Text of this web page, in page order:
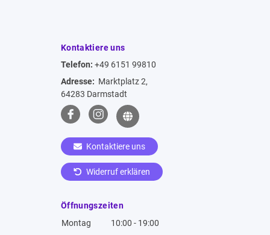
Kontaktiere uns
Telefon: +49 6151 99810
Adresse: Marktplatz 2,
64283 Darmstadt
Kontaktiere uns
Widerruf erklären
Öffnungszeiten
Montag
10:00 - 19:00